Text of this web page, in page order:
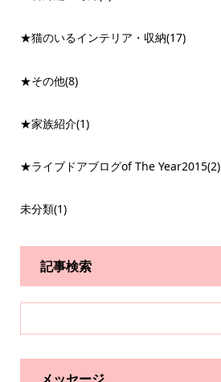
★猫のいるインテリア・収納(17)
★その他(8)
★家族紹介(1)
★ライブドアブログof The Year2015(2)
未分類(1)
記事検索